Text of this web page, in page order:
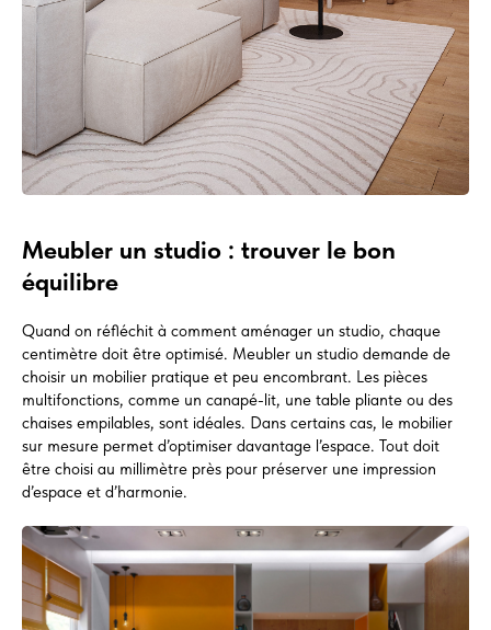
Meubler un studio : trouver le bon
équilibre
Quand on réfléchit à comment aménager un studio, chaque
centimètre doit être optimisé. Meubler un studio demande de
choisir un mobilier pratique et peu encombrant. Les pièces
multifonctions, comme un canapé-lit, une table pliante ou des
chaises empilables, sont idéales. Dans certains cas, le mobilier
sur mesure permet d’optimiser davantage l’espace. Tout doit
être choisi au millimètre près pour préserver une impression
d’espace et d’harmonie.